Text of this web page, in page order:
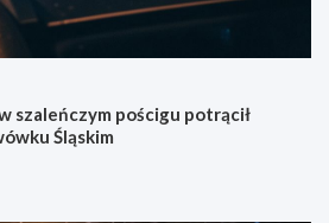
szaleńczym pościgu potrącił
Śląskim